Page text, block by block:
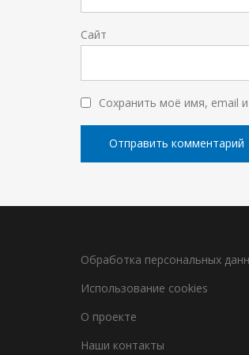
Сайт
Сохранить моё имя, email
Обработка персональных
Использование cookies
О проекте
Наши контакты